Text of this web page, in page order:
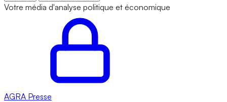
Votre média d'analyse politique et économique
AGRA Presse